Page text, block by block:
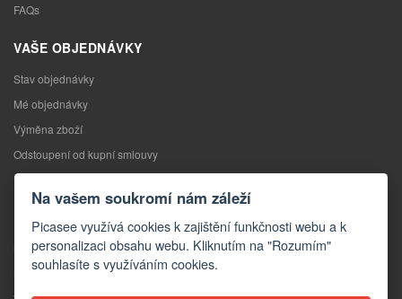
FAQs
VAŠE OBJEDNÁVKY
Stav objednávky
Mé objednávky
Výměna zboží
Odstoupení od kupní smlouvy
Reklamace
Kontakty
Kontaktní formulář
Na vašem soukromí nám záleží
Picasee využívá cookies k zajištění funkčnosti webu a k
personalizaci obsahu webu. Kliknutím na "Rozumím"
souhlasíte s využíváním cookies.